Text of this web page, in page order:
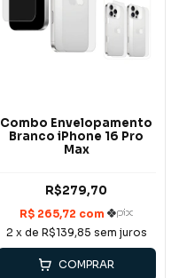
Combo Envelopamento
Branco iPhone 16 Pro
Max
R$279,70
2 x de R$139,85 sem juros
COMPRAR